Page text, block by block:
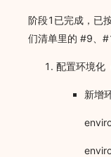
阶段1已完成，已
们清单里的 #9、
配置环境化
新增